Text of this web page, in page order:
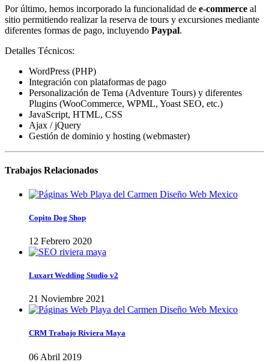
Por último, hemos incorporado la funcionalidad de e-commerce al
sitio permitiendo realizar la reserva de tours y excursiones mediante
diferentes formas de pago, incluyendo Paypal.
Detalles Técnicos:
WordPress (PHP)
Integración con plataformas de pago
Personalización de Tema (Adventure Tours) y diferentes
Plugins (WooCommerce, WPML, Yoast SEO, etc.)
JavaScript, HTML, CSS
Ajax / jQuery
Gestión de dominio y hosting (webmaster)
Trabajos Relacionados
Copito Dog Shop
12 Febrero 2020
Luxart Wedding Studio v2
21 Noviembre 2021
CRM Trabajo Riviera Maya
06 Abril 2019